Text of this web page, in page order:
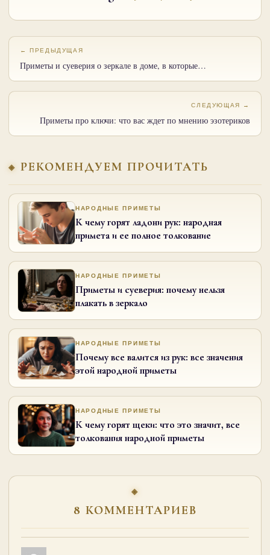
← ПРЕДЫДУЩАЯ
Приметы и суеверия о зеркале в доме, в которые…
СЛЕДУЮЩАЯ →
Приметы про ключи: что вас ждет по мнению эзотериков
РЕКОМЕНДУЕМ ПРОЧИТАТЬ
НАРОДНЫЕ ПРИМЕТЫ
К чему горят ладони рук: народная
примета и ее полное толкование
НАРОДНЫЕ ПРИМЕТЫ
Приметы и суеверия: почему нельзя
плакать в зеркало
НАРОДНЫЕ ПРИМЕТЫ
Почему все валится из рук: все значения
этой народной приметы
НАРОДНЫЕ ПРИМЕТЫ
К чему горят щеки: что это значит, все
толкования народной приметы
8 КОММЕНТАРИЕВ